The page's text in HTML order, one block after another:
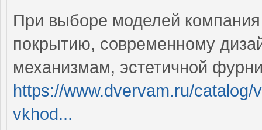
При выборе моделей
покрытию, современному
механизмам, эстетичной
https://www.dvervam.ru/
vkhod...